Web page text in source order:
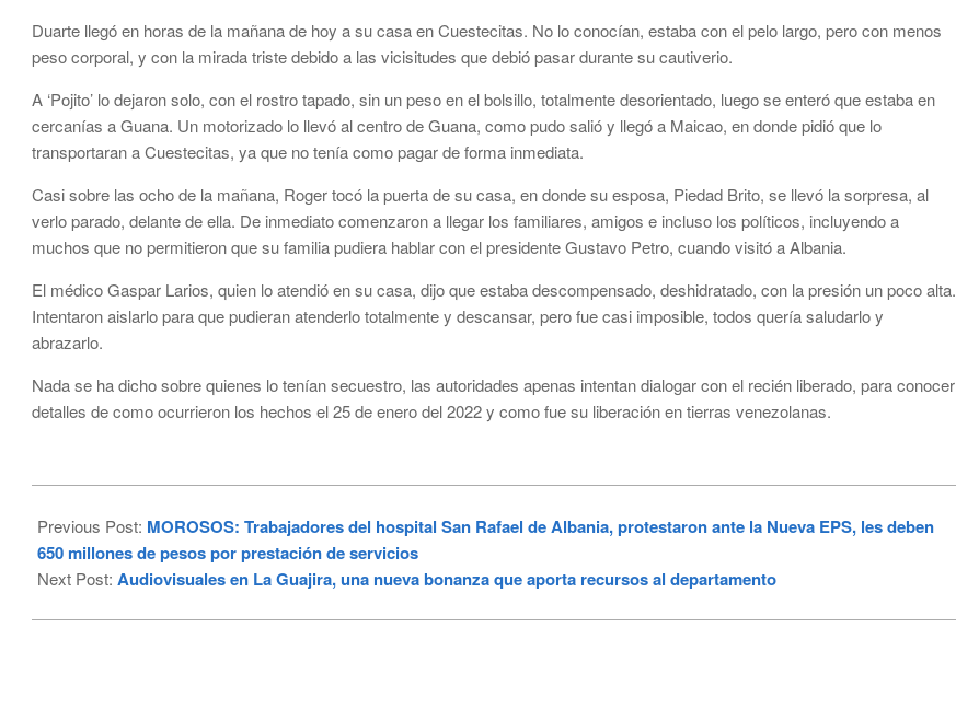
Duarte llegó en horas de la mañana de hoy a su casa en Cuestecitas. No lo conocían, estaba con el pelo largo, pero con menos
peso corporal, y con la mirada triste debido a las vicisitudes que debió pasar durante su cautiverio.
A ‘Pojito’ lo dejaron solo, con el rostro tapado, sin un peso en el bolsillo, totalmente desorientado, luego se enteró que estaba en
cercanías a Guana. Un motorizado lo llevó al centro de Guana, como pudo salió y llegó a Maicao, en donde pidió que lo
transportaran a Cuestecitas, ya que no tenía como pagar de forma inmediata.
Casi sobre las ocho de la mañana, Roger tocó la puerta de su casa, en donde su esposa, Piedad Brito, se llevó la sorpresa, al
verlo parado, delante de ella. De inmediato comenzaron a llegar los familiares, amigos e incluso los políticos, incluyendo a
muchos que no permitieron que su familia pudiera hablar con el presidente Gustavo Petro, cuando visitó a Albania.
El médico Gaspar Larios, quien lo atendió en su casa, dijo que estaba descompensado, deshidratado, con la presión un poco alta.
Intentaron aislarlo para que pudieran atenderlo totalmente y descansar, pero fue casi imposible, todos quería saludarlo y
abrazarlo.
Nada se ha dicho sobre quienes lo tenían secuestro, las autoridades apenas intentan dialogar con el recién liberado, para conocer
detalles de como ocurrieron los hechos el 25 de enero del 2022 y como fue su liberación en tierras venezolanas.
02-
18
Previous Post: MOROSOS: Trabajadores del hospital San Rafael de Albania, protestaron ante la Nueva EPS, les deben
650 millones de pesos por prestación de servicios
Next Post: Audiovisuales en La Guajira, una nueva bonanza que aporta recursos al departamento